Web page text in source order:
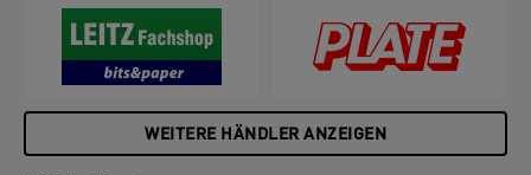
WEITERE HÄNDLER ANZEIGEN